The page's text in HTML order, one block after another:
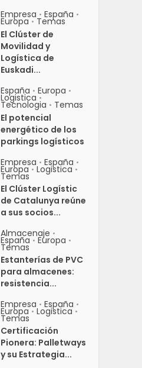
Empresa • España •
Europa • Temas
El Clúster de
Movilidad y
Logística de
Euskadi...
España • Europa •
Logistica •
Tecnologia • Temas
El potencial
energético de los
parkings logísticos
Empresa • España •
Europa • Logistica •
Temas
El Clúster Logístic
de Catalunya reúne
a sus socios...
Almacenaje •
España • Europa •
Temas
Estanterías de PVC
para almacenes:
resistencia...
Empresa • España •
Europa • Logistica •
Temas
Certificación
Pionera: Palletways
y su Estrategia...